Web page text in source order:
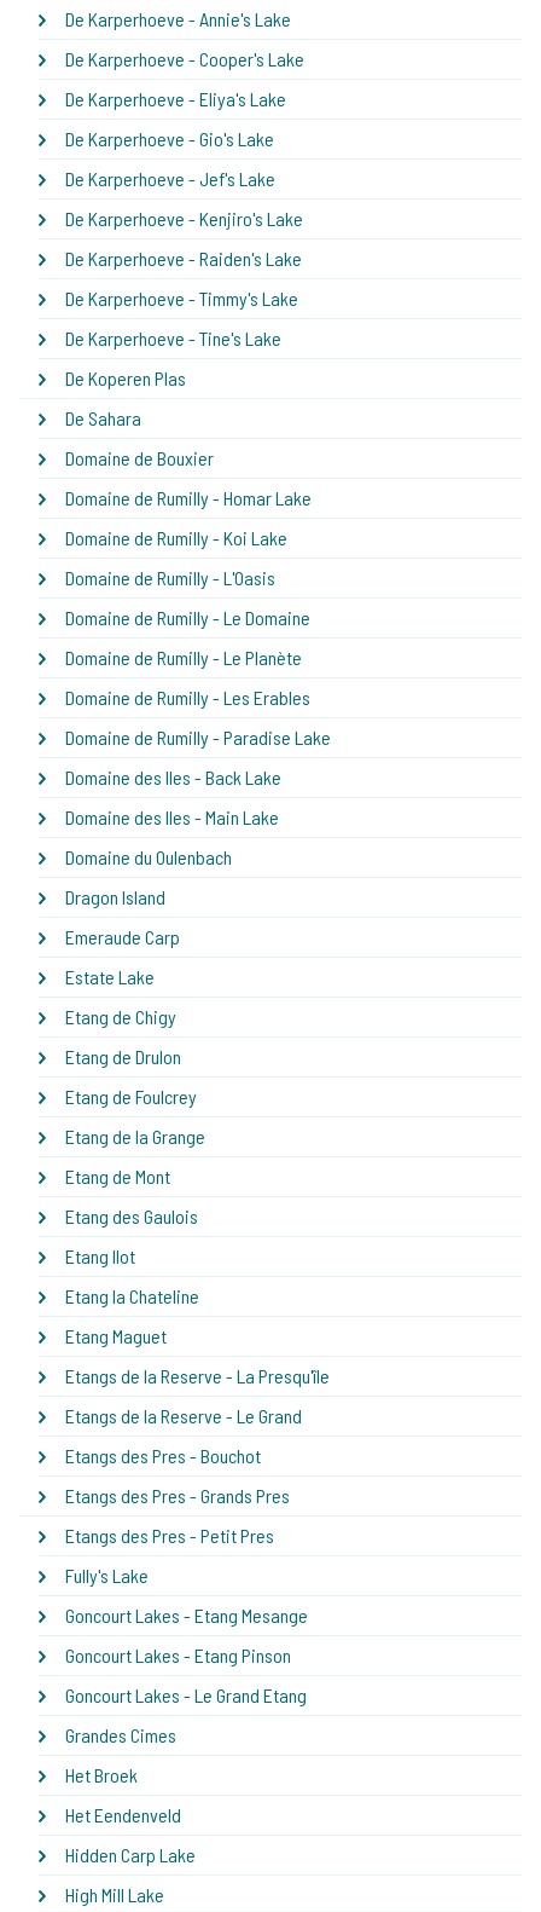
De Karperhoeve - Annie's Lake
De Karperhoeve - Cooper's Lake
De Karperhoeve - Eliya's Lake
De Karperhoeve - Gio's Lake
De Karperhoeve - Jef's Lake
De Karperhoeve - Kenjiro's Lake
De Karperhoeve - Raiden's Lake
De Karperhoeve - Timmy's Lake
De Karperhoeve - Tine's Lake
De Koperen Plas
De Sahara
Domaine de Bouxier
Domaine de Rumilly - Homar Lake
Domaine de Rumilly - Koi Lake
Domaine de Rumilly - L'Oasis
Domaine de Rumilly - Le Domaine
Domaine de Rumilly - Le Planète
Domaine de Rumilly - Les Erables
Domaine de Rumilly - Paradise Lake
Domaine des Iles - Back Lake
Domaine des Iles - Main Lake
Domaine du Oulenbach
Dragon Island
Emeraude Carp
Estate Lake
Etang de Chigy
Etang de Drulon
Etang de Foulcrey
Etang de la Grange
Etang de Mont
Etang des Gaulois
Etang Ilot
Etang la Chateline
Etang Maguet
Etangs de la Reserve - La Presqu'île
Etangs de la Reserve - Le Grand
Etangs des Pres - Bouchot
Etangs des Pres - Grands Pres
Etangs des Pres - Petit Pres
Fully's Lake
Goncourt Lakes - Etang Mesange
Goncourt Lakes - Etang Pinson
Goncourt Lakes - Le Grand Etang
Grandes Cimes
Het Broek
Het Eendenveld
Hidden Carp Lake
High Mill Lake